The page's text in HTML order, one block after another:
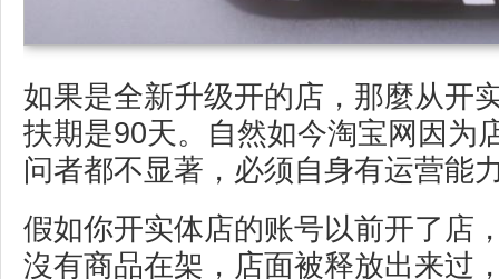
如果是全新升级开的店，那麼从开
扶期是90天。自然如今淘宝网因为
问者都不显著，必须自身有运营能
假如你开实体店的账号以前开了店
沒有商品在架，店面被释放出来过